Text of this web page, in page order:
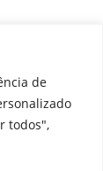
de
todos",